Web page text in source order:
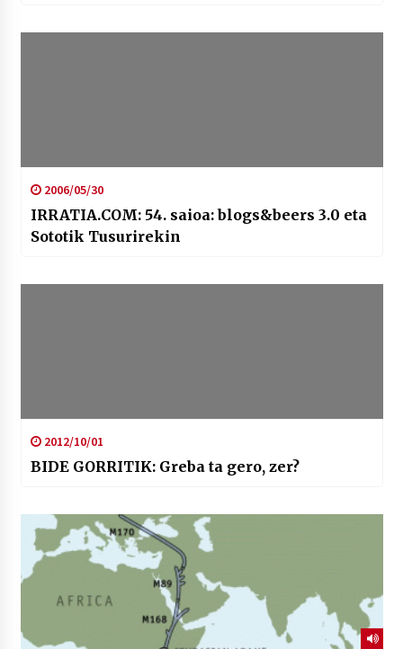
2006/05/30
IRRATIA.COM: 54. saioa: blogs&beers 3.0 eta
Sototik Tusurirekin
2012/10/01
BIDE GORRITIK: Greba ta gero, zer?